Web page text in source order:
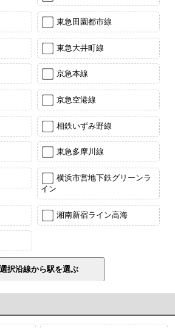
東急田園都市線
東急大井町線
京急本線
京急空港線
相鉄いずみ野線
東急多摩川線
横浜市営地下鉄グリーンラ
イン
湘南新宿ライン高海